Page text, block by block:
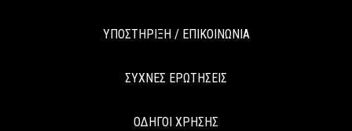
ΥΠΟΣΤΗΡΙΞΗ / ΕΠΙΚΟΙΝΩΝΙΑ
ΣΥΧΝΕΣ ΕΡΩΤΗΣΕΙΣ
ΟΔΗΓΟΙ ΧΡΗΣΗΣ